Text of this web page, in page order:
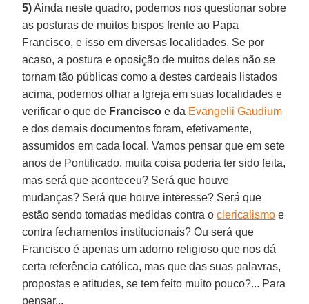
5)Ainda neste quadro, podemos nos questionar sobre
as posturas de muitos bispos frente ao Papa
Francisco, e isso em diversas localidades. Se por
acaso, a postura e oposição de muitos deles não se
tornam tão públicas como a destes cardeais listados
acima, podemos olhar a Igreja em suas localidades e
verificar o que de Francisco e da Evangelii Gaudium
e dos demais documentos foram, efetivamente,
assumidos em cada local. Vamos pensar que em sete
anos de Pontificado, muita coisa poderia ter sido feita,
mas será que aconteceu? Será que houve
mudanças? Será que houve interesse? Será que
estão sendo tomadas medidas contra oclericalismo e
contra fechamentos institucionais? Ou será que
Francisco é apenas um adorno religioso que nos dá
certa referência católica, mas que das suas palavras,
propostas e atitudes, se tem feito muito pouco?... Para
pensar...